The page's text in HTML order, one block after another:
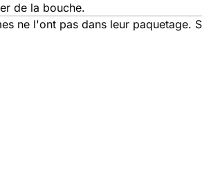
de la bouche.
ne l'ont pas dans leur paquetage.